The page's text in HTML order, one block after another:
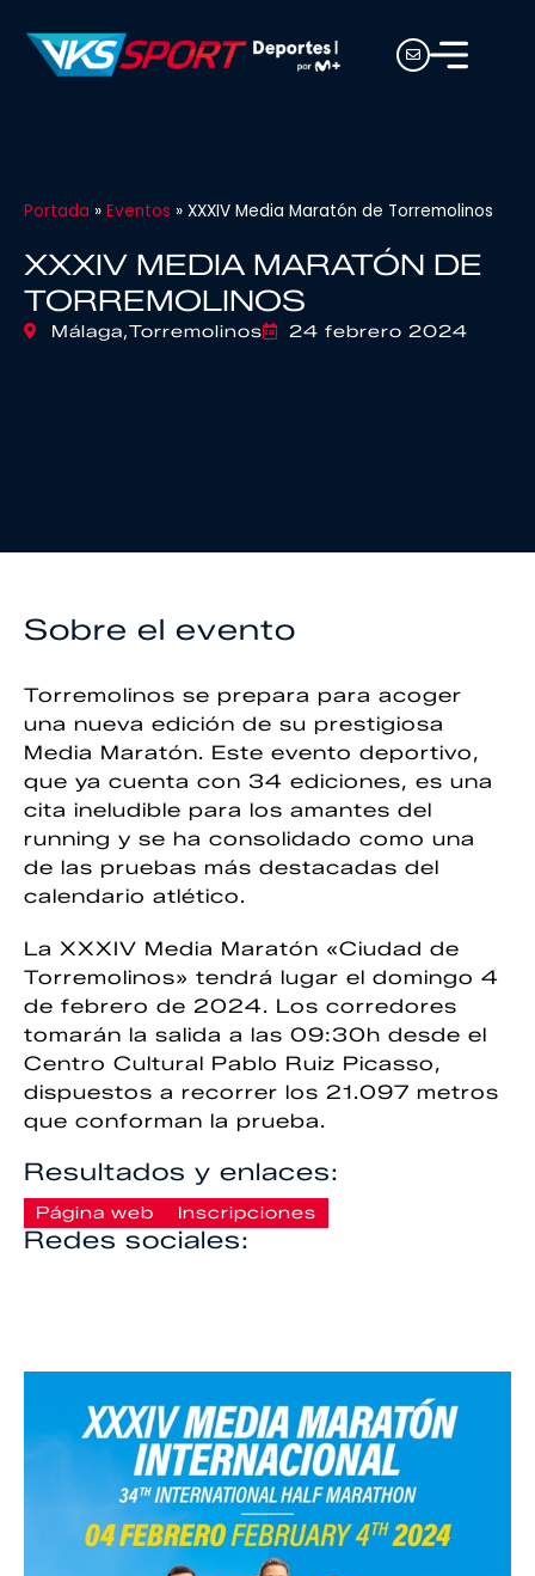
Portada » Eventos » XXXIV Media Maratón de Torremolinos
XXXIV MEDIA MARATÓN DE
TORREMOLINOS
Málaga,Torremolinos 24 febrero 2024
Sobre el evento
Torremolinos se prepara para acoger
una nueva edición de su prestigiosa
Media Maratón. Este evento deportivo,
que ya cuenta con 34 ediciones, es una
cita ineludible para los amantes del
running y se ha consolidado como una
de las pruebas más destacadas del
calendario atlético.
La XXXIV Media Maratón «Ciudad de
Torremolinos» tendrá lugar el domingo 4
de febrero de 2024. Los corredores
tomarán la salida a las 09:30h desde el
Centro Cultural Pablo Ruiz Picasso,
dispuestos a recorrer los 21.097 metros
que conforman la prueba.
Resultados y enlaces:
Página web Inscripciones
Redes sociales: